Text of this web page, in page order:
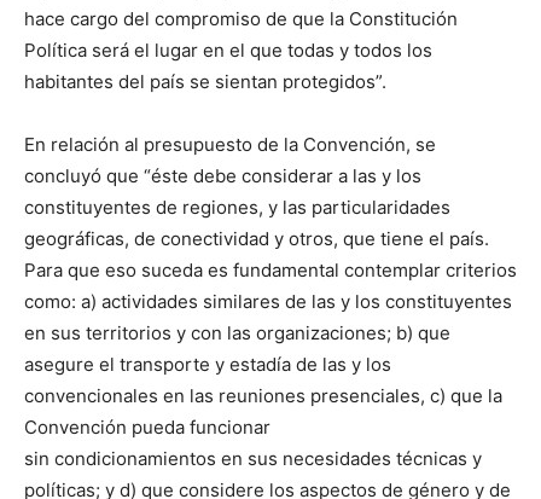
hace cargo del compromiso de que la Constitución
Política será el lugar en el que todas y todos los
habitantes del país se sientan protegidos”.
En relación al presupuesto de la Convención, se
concluyó que “éste debe considerar a las y los
constituyentes de regiones, y las particularidades
geográficas, de conectividad y otros, que tiene el país.
Para que eso suceda es fundamental contemplar criterios
como: a) actividades similares de las y los constituyentes
en sus territorios y con las organizaciones; b) que
asegure el transporte y estadía de las y los
convencionales en las reuniones presenciales, c) que la
Convención pueda funcionar
sin condicionamientos en sus necesidades técnicas y
políticas; y d) que considere los aspectos de género y de